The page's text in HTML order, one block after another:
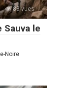
88 vues
Sauva le
Noire